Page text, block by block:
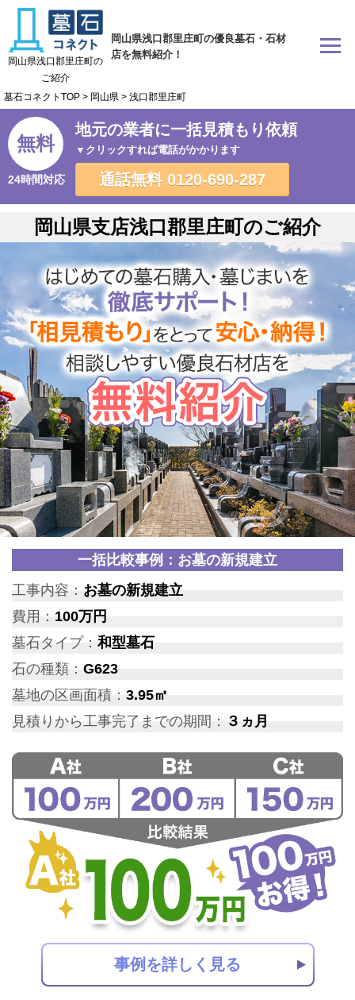
岡山県浅口郡里庄町の優良墓石・石材
店を無料紹介！
岡山県浅口郡里庄町の
ご紹介
墓石コネクトTOP > 岡山県 > 浅口郡里庄町
無料
24時間対応
地元の業者に一括見積もり依頼
▼クリックすれば電話がかかります
通話無料 0120-690-287
岡山県支店浅口郡里庄町のご紹介
一括比較事例：お墓の新規建立
工事内容： お墓の新規建立
費用： 100万円
墓石タイプ：和型墓石
石の種類： G623
墓地の区画面積： 3.95㎡
見積りから工事完了までの期間： ３ヵ月
事例を詳しく見る